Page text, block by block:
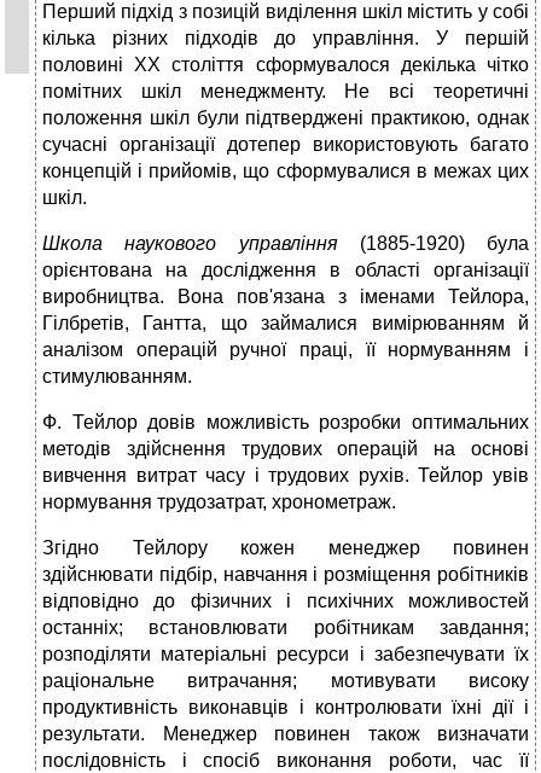
Перший підхід з позицій виділення шкіл містить у собі
кілька різних підходів до управління. У першій
половині XX століття сформувалося декілька чітко
помітних шкіл менеджменту. Не всі теоретичні
положення шкіл були підтверджені практикою, однак
сучасні організації дотепер використовують багато
концепцій і прийомів, що сформувалися в межах цих
шкіл.
Школа наукового управління(1885-1920) була
орієнтована на дослідження в області організації
виробництва. Вона пов'язана з іменами Тейлора,
Гілбретів, Гантта, що займалися вимірюванням й
аналізом операцій ручної праці, її нормуванням і
стимулюванням.
Ф. Тейлор довів можливість розробки оптимальних
методів здійснення трудових операцій на основі
вивчення витрат часу і трудових рухів. Тейлор увів
нормування трудозатрат, хронометраж.
Згідно Тейлору кожен менеджер повинен
здійснювати підбір, навчання і розміщення робітників
відповідно до фізичних і психічних можливостей
останніх; встановлювати робітникам завдання;
розподіляти матеріальні ресурси і забезпечувати їх
раціональне витрачання; мотивувати високу
продуктивність виконавців і контролювати їхні дії і
результати. Менеджер повинен також визначати
послідовність і спосіб виконання роботи, час її